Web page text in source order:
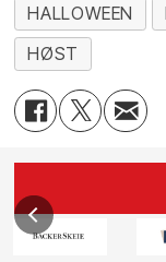
HALLOWEEN
HØST